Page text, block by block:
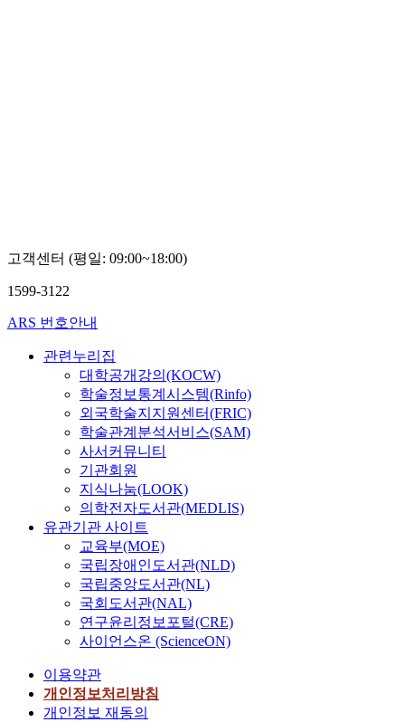
고객센터 (평일: 09:00~18:00)
1599-3122
ARS 번호안내
관련누리집
대학공개강의(KOCW)
학술정보통계시스템(Rinfo)
외국학술지지원센터(FRIC)
학술관계분석서비스(SAM)
사서커뮤니티
기관회원
지식나눔(LOOK)
의학전자도서관(MEDLIS)
유관기관 사이트
교육부(MOE)
국립장애인도서관(NLD)
국립중앙도서관(NL)
국회도서관(NAL)
연구윤리정보포털(CRE)
사이언스온 (ScienceON)
이용약관
개인정보처리방침
개인정보 재동의